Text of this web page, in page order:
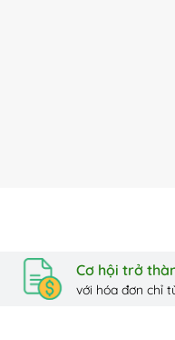
Cơ hội trở
với hóa đơn chỉ